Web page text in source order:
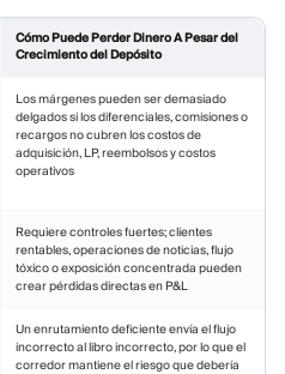
Cómo Puede Perder Dinero A Pesar del
Crecimiento del Depósito
Los márgenes pueden ser demasiado
delgados si los diferenciales, comisiones o
recargos no cubren los costos de
adquisición, LP, reembolsos y costos
operativos
Requiere controles fuertes; clientes
rentables, operaciones de noticias, flujo
tóxico o exposición concentrada pueden
crear pérdidas directas en P&L
Un enrutamiento deficiente envía el flujo
incorrecto al libro incorrecto, por lo que el
corredor mantiene el riesgo que debería